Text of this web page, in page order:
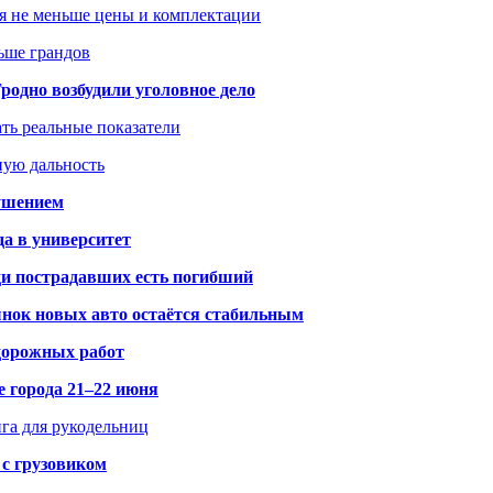
не меньше цены и комплектации
грандов
возбудили уголовное дело
реальные показатели
дальность
в университет
пострадавших есть погибший
новых авто остаётся стабильным
работ
города 21–22 июня
для рукодельниц
грузовиком